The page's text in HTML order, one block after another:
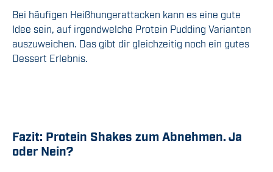
Bei häufigen Heißhungerattacken kann es eine gute
Idee sein, auf irgendwelche Protein Pudding Varianten
auszuweichen. Das gibt dir gleichzeitig noch ein gutes
Dessert Erlebnis.
Fazit: Protein Shakes zum Abnehmen. Ja
oder Nein?